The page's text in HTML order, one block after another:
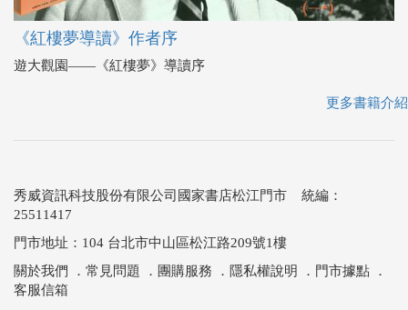
《紅樓夢導讀》作者序
遊大觀園――《紅樓夢》導讀序
更多書籍介紹
秀威資訊科技股份有限公司國家書店松江門市 統編：
25511417
門市地址：104 台北市中山區松江路209號1樓
關於我們
． 常見問題 ． 團購服務 ． 隱私權說明 ． 門市據點 ．
客服信箱